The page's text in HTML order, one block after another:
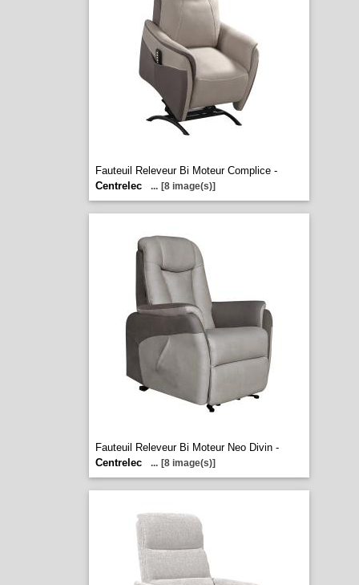
Fauteuil Releveur Bi Moteur Complice -
Centrelec
... [8 image(s)]
Fauteuil Releveur Bi Moteur Neo Divin -
Centrelec
... [8 image(s)]